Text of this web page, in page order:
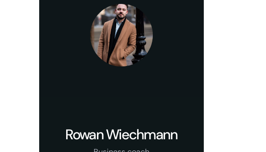
Rowan Wiechmann